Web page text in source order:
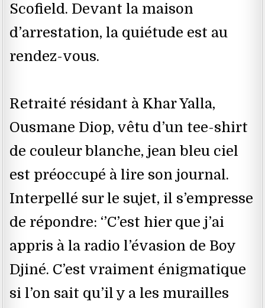
Scofield. Devant la maison
d’arrestation, la quiétude est au
rendez-vous.
Retraité résidant à Khar Yalla,
Ousmane Diop, vêtu d’un tee-shirt
de couleur blanche, jean bleu ciel
est préoccupé à lire son journal.
Interpellé sur le sujet, il s’empresse
de répondre: ‘’C’est hier que j’ai
appris à la radio l’évasion de Boy
Djiné. C’est vraiment énigmatique
si l’on sait qu’il y a les murailles